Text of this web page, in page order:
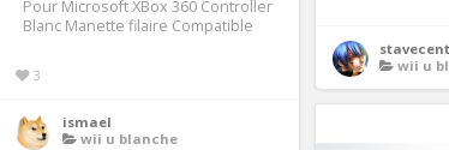
Pour Microsoft XBox 360 Controller
Blanc Manette filaire Compatible
3
ismael
wii u blanche
stavecent
wii u